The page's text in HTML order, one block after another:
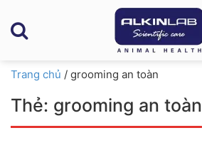
Trang chủ / grooming an toàn
Thẻ: grooming an toàn